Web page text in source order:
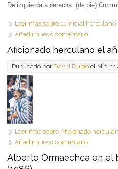
De izquierda a derecha: (de pie)
Leer más sobre 11 inicial herculano
Añadir nuevo comentario
Aficionado herculano el
Publicado por David Rubio el Mié,
Leer más sobre Aficionado
Añadir nuevo comentario
Alberto Ormaechea en el